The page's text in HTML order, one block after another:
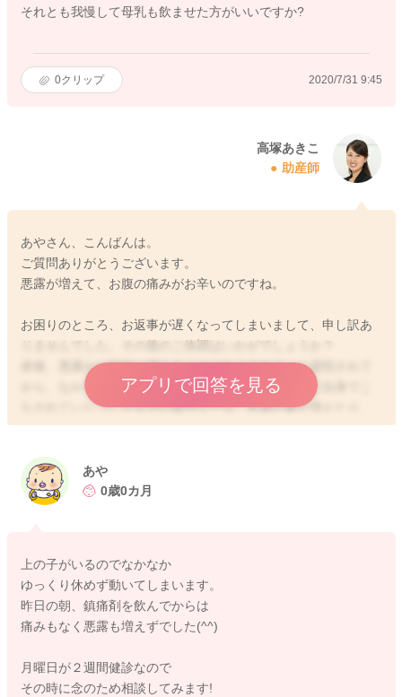
それとも我慢して母乳も飲ませた方がいいですか?
0クリップ 2020/7/31 9:45
高塚あきこ
助産師
あやさん、こんばんは。
ご質問ありがとうございます。
悪露が増えて、お腹の痛みがお辛いのですね。
お困りのところ、お返事が遅くなってしまいまして、申し訳あ
りませんでした。その後のご体調はいかがでしょうか？
産後、悪露が一時的に増えることはありますよ。ご退院されて
から、なかなかゆっくりと休めずに、家事や育児もご自身でこ
なされていらっしゃる方の場合などは、悪露の量が増えたり、
悪露が長引くことがあります。また、身体の痛みがあったとい
ょうか？産後は身体が疲れやすかったり、元に戻るまでにはま
だ時間がかかりますので、様々な刺激があり、疲れたり緊張し
って、落ち着かれていれば、しばらくご様子を見ていただいて
も良いですが、もし、身体がしんどい場合には、無理せず、授
乳もできる範囲で構いませんよ。一時的な悪露の増加やお腹の
痛みであれば、しばらくご様子を見ていただいていいかと思い
るなどがあれば、お産をなさった産院でご相談くださいね。
アプリで回答を見る
あや
0歳0カ月
上の子がいるのでなかなか
ゆっくり休めず動いてしまいます。
昨日の朝、鎮痛剤を飲んでからは
痛みもなく悪露も増えずでした(^^)
月曜日が２週間健診なので
その時に念のため相談してみます!